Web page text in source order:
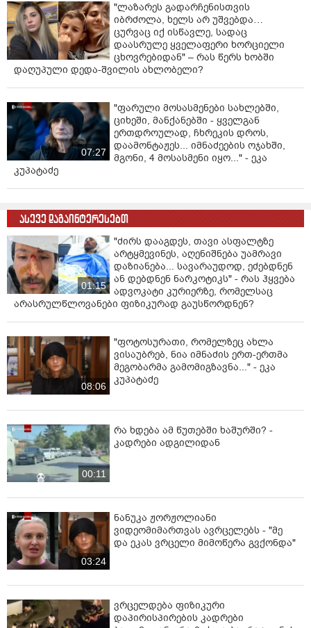
"ლაზარეს გადარჩენისთვის
იბრძოლა, ხელს არ უშვებდა…
ცურვაც იქ ისწავლე, სადაც
დაასრულე ყველაფერი ხორციელი
ცხოვრებიდან" – რას წერს ხობში
დაღუპული დედა-შვილის ახლობელი?
07:27
"ფარული მოსასმენები სახლებში,
ციხეში, მანქანებში - ყველგან
ერთდროულად, ჩხრეკის დროს,
დაამონტაჟეს... იმნაძეების ოჯახში,
მგონი, 4 მოსასმენი იყო..." - ეკა
კუპატაძე
ასევე დაგაინტერესებთ
01:15
"ძირს დააგდეს, თავი ასფალტზე
არტყმევინეს, აღენიშნება უამრავი
დაზიანება... სავარაუდოდ, ეძებდნენ
ან დებდნენ ნარკოტიკს" - რას ჰყვება
ადვოკატი კურიერზე, რომელსაც
არასრულწლოვანები ფიზიკურად გაუსწორდნენ?
08:06
"ფოტოსურათი, რომელზეც ახლა
ვისაუბრებ, ნია იმნაძის ერთ-ერთმა
მეგობარმა გამომიგზავნა..." - ეკა
კუპატაძე
00:11
რა ხდება ამ წუთებში ხაშურში? -
კადრები ადგილიდან
03:24
ნანუკა ჟორჟოლიანი
ვიდეომიმართვას ავრცელებს - "მე
და ეკას ვრცელი მიმოწერა გვქონდა"
ვრცელდება ფიზიკური
დაპირისპირების კადრები